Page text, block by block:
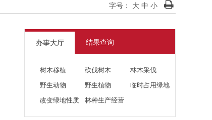
字号： 大 中 小
办事大厅 结果查询
树木移植 砍伐树木
林木采伐
野生动物
野生植物
临时占用绿地
改变绿地性质
林种生产经营